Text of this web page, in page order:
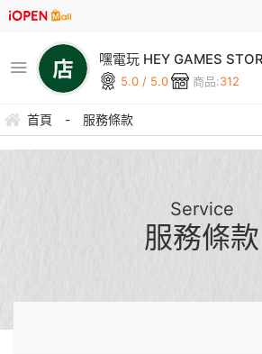
嘿電玩 HEY GAMES
5.0 / 5.0 商品:312
首頁 - 服務條款
Service
服務條款